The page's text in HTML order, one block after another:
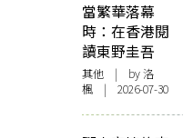
當繁華落幕
時：在香港閱
讀東野圭吾
其他 | by洛
楓 | 2026-07-30